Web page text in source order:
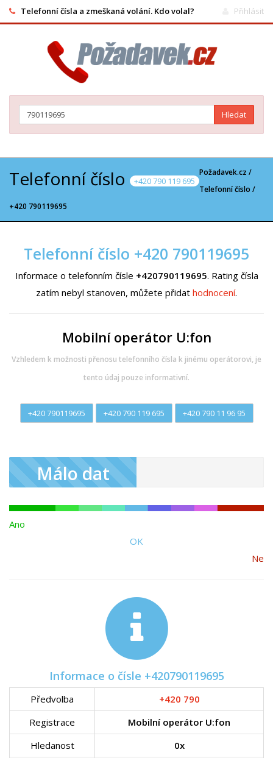
Telefonní čísla a zmeškaná volání. Kdo volal? Přihlásit
Hledat
Telefonní číslo +420 790 119 695
Požadavek.cz /
Telefonní číslo /
+420 790119695
Telefonní číslo +420 790119695
Informace o telefonním čísle +420790119695. Rating čísla
zatím nebyl stanoven, můžete přidat hodnocení.
Mobilní operátor U:fon
Vzhledem k možnosti přenosu telefonního čísla k jinému operátorovi, je
tento údaj pouze informativní.
+420 790119695 +420 790 119 695 +420 790 11 96 95
Málo dat
Ano
OK
Ne
Informace o čísle +420790119695
Předvolba
+420 790
Registrace
Mobilní operátor U:fon
Hledanost
0x